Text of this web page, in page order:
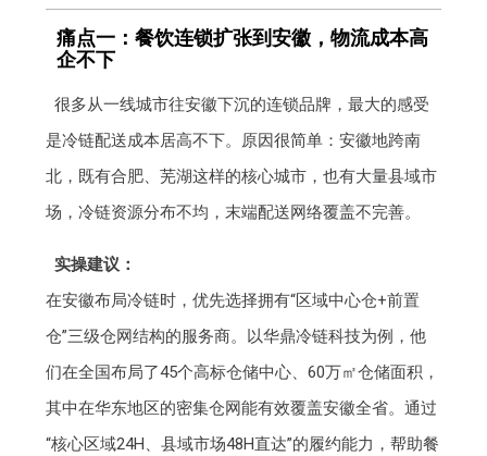
痛点一：餐饮连锁扩张到安徽，物流成本高
企不下
很多从一线城市往安徽下沉的连锁品牌，最大的感受
是冷链配送成本居高不下。原因很简单：安徽地跨南
北，既有合肥、芜湖这样的核心城市，也有大量县域市
场，冷链资源分布不均，末端配送网络覆盖不完善。
实操建议：
在安徽布局冷链时，优先选择拥有“区域中心仓+前置
仓”三级仓网结构的服务商。以华鼎冷链科技为例，他
们在全国布局了45个高标仓储中心、60万㎡仓储面积，
其中在华东地区的密集仓网能有效覆盖安徽全省。通过
“核心区域24H、县域市场48H直达”的履约能力，帮助餐